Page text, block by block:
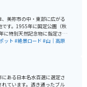
本三大鍾乳洞の一つで、特
には見事な造
黄金柱などは忘れがたい美
や、秋芳洞・闇のロマン体
探検を楽しむことができま
できます。懐中電灯1本で歩
感動することができます。
定で、雨の日でも快適に観
美祢市の中・東部に広がる
す。1955年に国定公園（秋
に特別天然記念物に指定され
な景観を作っている石灰石
方の海でサンゴ礁として誕
ット #絶景ロード #山｜高原
ある日本名水百選に選定さ
ています。透き通ったブル